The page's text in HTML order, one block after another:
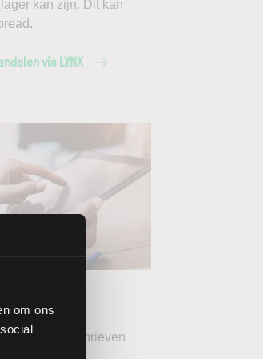
om ons
kan zijn. Dit kan
via LYNX
Nieuwsbrieven